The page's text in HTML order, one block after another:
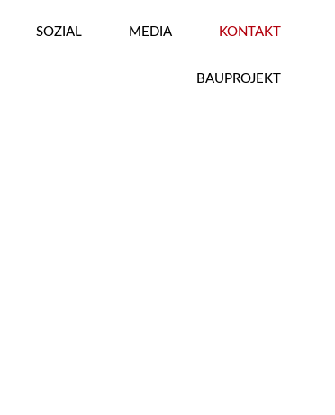
SOZIAL MEDIA KONTAKT
BAUPROJEKT